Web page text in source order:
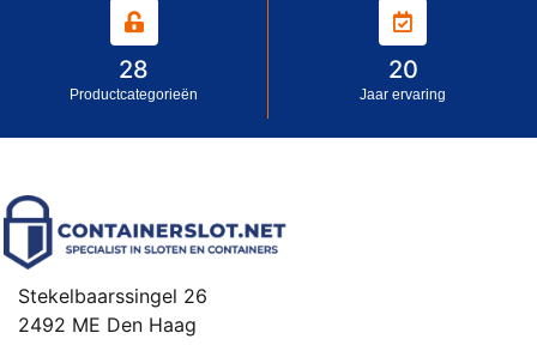
28
Productcategorieën
20
Jaar ervaring
Stekelbaarssingel 26
2492 ME Den Haag